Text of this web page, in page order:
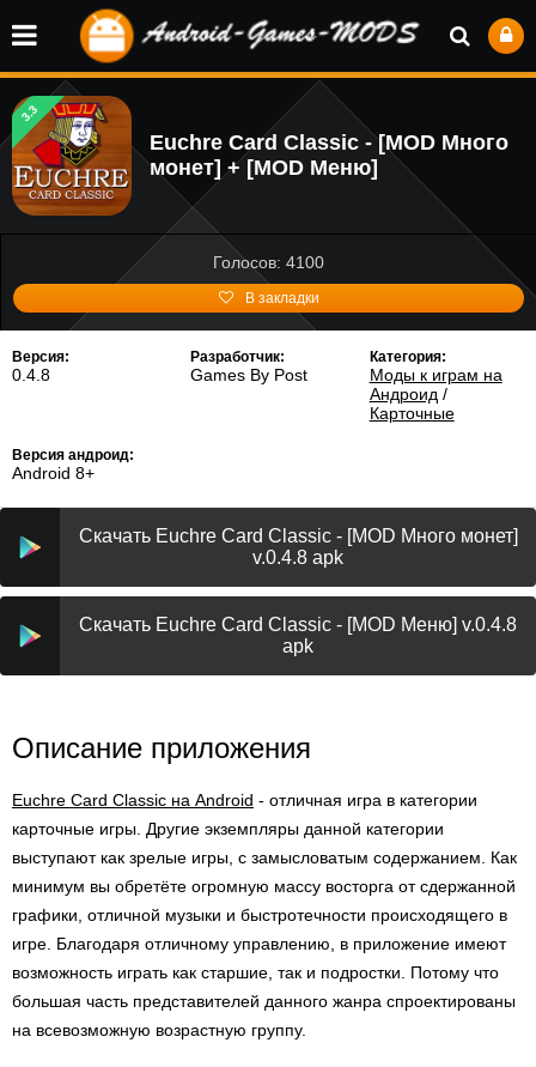
3.3
Euchre Card Classic - [MOD Много
монет] + [MOD Меню]
Голосов: 4100
В закладки
Версия:
0.4.8
Разработчик:
Games By Post
Категория:
Моды к играм на
Андроид /
Карточные
Версия андроид:
Android 8+
Скачать Euchre Card Classic - [MOD Много монет]
v.0.4.8 apk
Скачать Euchre Card Classic - [MOD Меню] v.0.4.8
apk
Описание приложения
Euchre Card Classic на Android - отличная игра в категории
карточные игры. Другие экземпляры данной категории
выступают как зрелые игры, с замысловатым содержанием. Как
минимум вы обретёте огромную массу восторга от сдержанной
графики, отличной музыки и быстротечности происходящего в
игре. Благодаря отличному управлению, в приложение имеют
возможность играть как старшие, так и подростки. Потому что
большая часть представителей данного жанра спроектированы
на всевозможную возрастную группу.